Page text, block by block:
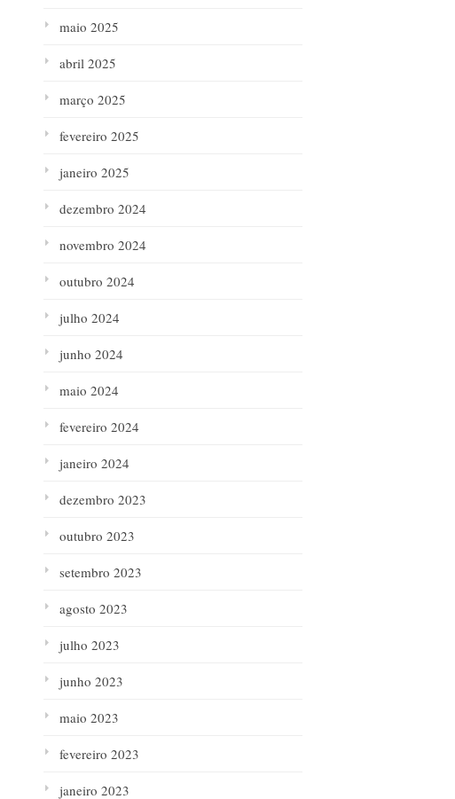
maio 2025
abril 2025
março 2025
fevereiro 2025
janeiro 2025
dezembro 2024
novembro 2024
outubro 2024
julho 2024
junho 2024
maio 2024
fevereiro 2024
janeiro 2024
dezembro 2023
outubro 2023
setembro 2023
agosto 2023
julho 2023
junho 2023
maio 2023
fevereiro 2023
janeiro 2023